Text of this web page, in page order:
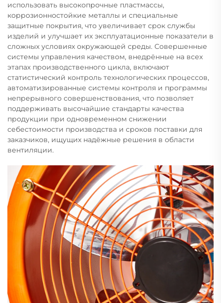
использовать высокопрочные пластмассы,
коррозионностойкие металлы и специальные
защитные покрытия, что увеличивает срок службы
изделий и улучшает их эксплуатационные показатели в
сложных условиях окружающей среды. Совершенные
системы управления качеством, внедрённые на всех
этапах производственного цикла, включают
статистический контроль технологических процессов,
автоматизированные системы контроля и программы
непрерывного совершенствования, что позволяет
поддерживать высочайшие стандарты качества
продукции при одновременном снижении
себестоимости производства и сроков поставки для
заказчиков, ищущих надёжные решения в области
вентиляции.